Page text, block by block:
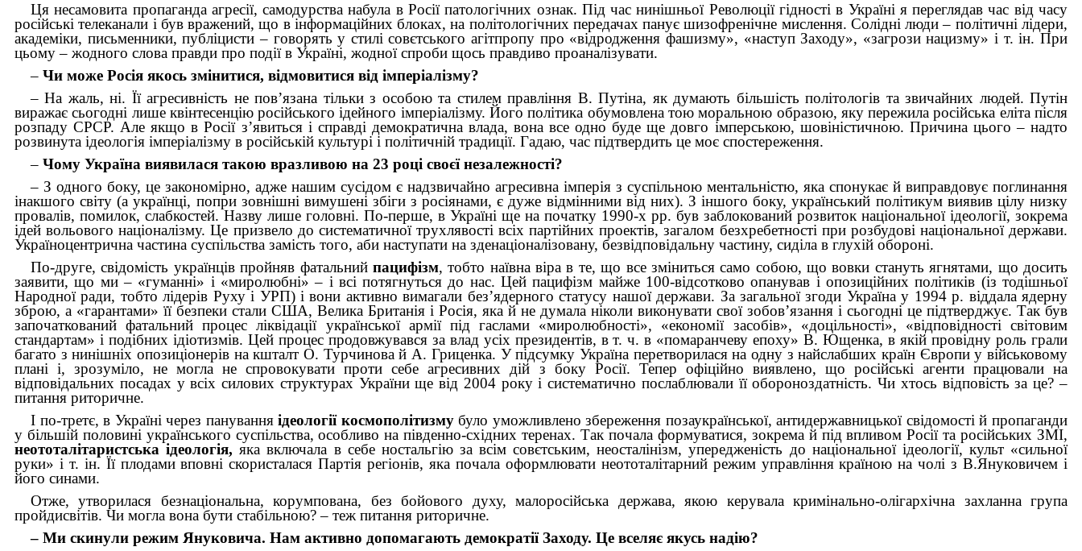
Ця несамовита пропаганда агресії, самодурства набула в Росії патологічних ознак. Під час нинішньої Революції гідності в Україні я переглядав час від часу
російські телеканали і був вражений, що в інформаційних блоках, на політологічних передачах панує шизофренічне мислення. Солідні люди – політичні лідери,
академіки, письменники, публіцисти – говорять у стилі совєтського агітпропу про «відродження фашизму», «наступ Заходу», «загрози нацизму» і т. ін. При
цьому – жодного слова правди про події в Україні, жодної спроби щось правдиво проаналізувати.
– Чи може Росія якось змінитися, відмовитися від імперіалізму?
– На жаль, ні. Її агресивність не пов’язана тільки з особою та стилем правління В. Путіна, як думають більшість політологів та звичайних людей. Путін
виражає сьогодні лише квінтесенцію російського ідейного імперіалізму. Його політика обумовлена тою моральною образою, яку пережила російська еліта після
розпаду СРСР. Але якщо в Росії з’явиться і справді демократична влада, вона все одно буде ще довго імперською, шовіністичною. Причина цього – надто
розвинута ідеологія імперіалізму в російській культурі і політичній традиції. Гадаю, час підтвердить це моє спостереження.
– Чому Україна виявилася такою вразливою на 23 році своєї незалежності?
– З одного боку, це закономірно, адже нашим сусідом є надзвичайно агресивна імперія з суспільною ментальністю, яка спонукає й виправдовує поглинання
інакшого світу (а українці, попри зовнішні вимушені збіги з росіянами, є дуже відмінними від них). З іншого боку, український політикум виявив цілу низку
провалів, помилок, слабкостей. Назву лише головні. По-перше, в Україні ще на початку 1990-х рр. був заблокований розвиток національної ідеології, зокрема
ідей вольового націоналізму. Це призвело до систематичної трухлявості всіх партійних проектів, загалом безхребетності при розбудові національної держави.
Україноцентрична частина суспільства замість того, аби наступати на зденаціоналізовану, безвідповідальну частину, сиділа в глухій обороні.
По-друге, свідомість українців пройняв фатальний пацифізм, тобто наївна віра в те, що все зміниться само собою, що вовки стануть ягнятами, що досить
заявити, що ми – «гуманні» і «миролюбні» – і всі потягнуться до нас. Цей пацифізм майже 100-відсотково опанував і опозиційних політиків (із тодішньої
Народної ради, тобто лідерів Руху і УРП) і вони активно вимагали без’ядерного статусу нашої держави. За загальної згоди Україна у 1994 р. віддала ядерну
зброю, а «гарантами» її безпеки стали США, Велика Британія і Росія, яка й не думала ніколи виконувати свої зобов’язання і сьогодні це підтверджує. Так був
започаткований фатальний процес ліквідації української армії під гаслами «миролюбності», «економії засобів», «доцільності», «відповідності світовим
стандартам» і подібних ідіотизмів. Цей процес продовжувався за влад усіх президентів, в т. ч. в «помаранчеву епоху» В. Ющенка, в якій провідну роль грали
багато з нинішніх опозиціонерів на кшталт О. Турчинова й А. Гриценка. У підсумку Україна перетворилася на одну з найслабших країн Європи у військовому
плані і, зрозуміло, не могла не спровокувати проти себе агресивних дій з боку Росії. Тепер офіційно виявлено, що російські агенти працювали на
відповідальних посадах у всіх силових структурах України ще від 2004 року і систематично послаблювали її обороноздатність. Чи хтось відповість за це? –
питання риторичне.
І по-третє, в Україні через пануванняідеології космополітизмубуло уможливлено збереження позаукраїнської, антидержавницької свідомості й пропаганди
у більшій половині українського суспільства, особливо на південно-східних теренах. Так почала формуватися, зокрема й під впливом Росії та російських ЗМІ,
неототалітаристська ідеологія, яка включала в себе ностальгію за всім совєтським, неосталінізм, упередженість до національної ідеології, культ «сильної
руки» і т. ін. Її плодами вповні скористалася Партія регіонів, яка почала оформлювати неототалітарний режим управління країною на чолі з В.Януковичем і
його синами.
Отже, утворилася безнаціональна, корумпована, без бойового духу, малоросійська держава, якою керувала кримінально-олігархічна захланна група
пройдисвітів. Чи могла вона бути стабільною? – теж питання риторичне.
– Ми скинули режим Януковича. Нам активно допомагають демократії Заходу. Це вселяє якусь надію?